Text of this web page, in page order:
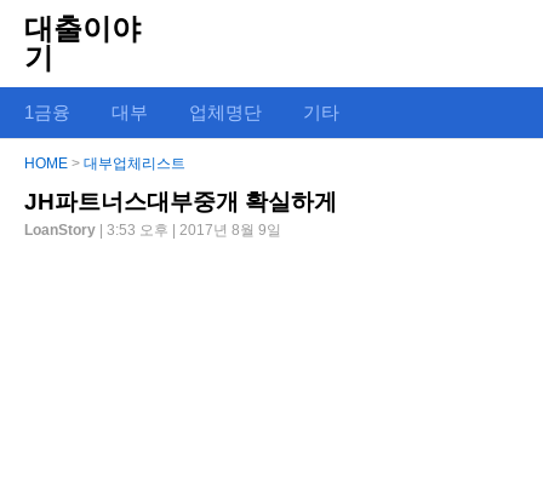
대출이야
기
1금융 대부 업체명단 기타
HOME > 대부업체리스트
JH파트너스대부중개 확실하게
LoanStory | 3:53 오후 | 2017년 8월 9일